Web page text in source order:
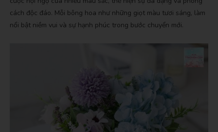
cách độc đáo. Mỗi bông hoa như những giọt màu tươi sáng, làm
nổi bật niềm vui và sự hạnh phúc trong bước chuyển mới.